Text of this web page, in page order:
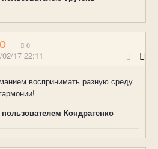
0
02/17 22:11
воспринимать разную среду
пользователем Кондратенко